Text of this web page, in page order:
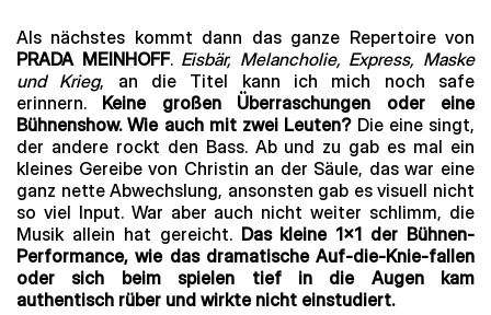
Als nächstes kommt dann das ganze Repertoire von
PRADA MEINHOFF. Eisbär, Melancholie, Express, Maske
und Krieg, an die Titel kann ich mich noch safe
erinnern. Keine großen Überraschungen oder eine
Bühnenshow. Wie auch mit zwei Leuten?Die eine singt,
der andere rockt den Bass. Ab und zu gab es mal ein
kleines Gereibe von Christin an der Säule, das war eine
ganz nette Abwechslung, ansonsten gab es visuell nicht
so viel Input. War aber auch nicht weiter schlimm, die
Musik allein hat gereicht. Das kleine 1×1 der Bühnen-
Performance, wie das dramatische Auf-die-Knie-fallen
oder sich beim spielen tief in die Augen kam
authentisch rüber und wirkte nicht einstudiert.